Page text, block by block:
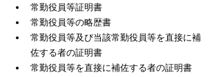
常勤役員等証明書
常勤役員等の略歴書
常勤役員等及び当該常勤役員等を直接に補
佐する者の証明書
常勤役員等を直接に補佐する者の証明書